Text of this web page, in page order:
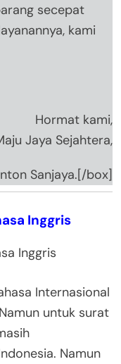
secepat
kami
Hormat kami,
Jaya Sejahtera,
Sanjaya.[/box]
Inggris
Internasional
untuk surat
Namun